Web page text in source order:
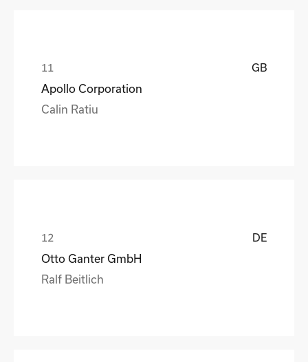
GB
Apollo Corporation
Calin Ratiu
DE
Otto Ganter GmbH
Ralf Beitlich